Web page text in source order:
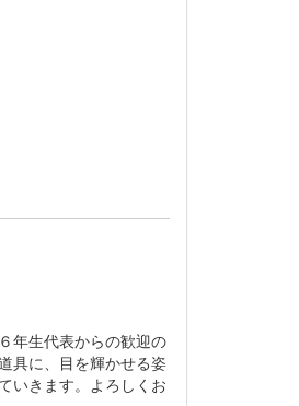
年生代表からの歓迎の
具に、目を輝かせる姿
いきます。よろしくお